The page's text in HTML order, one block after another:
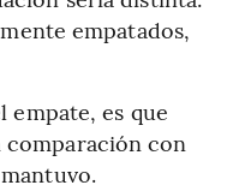
empatados,
empate, es que
comparación con